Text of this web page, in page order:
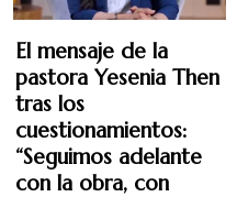
El mensaje de la
pastora Yesenia Then
tras los
cuestionamientos:
“Seguimos adelante
con la obra, con